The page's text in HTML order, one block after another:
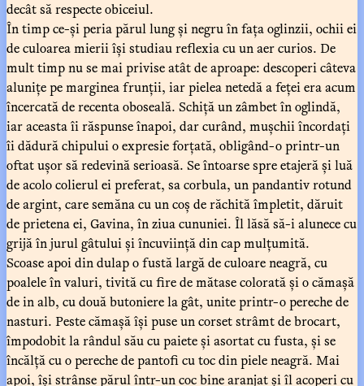
decât să respecte obiceiul.
În timp ce-și peria părul lung și negru în fața oglinzii, ochii ei
de culoarea mierii își studiau reflexia cu un aer curios. De
mult timp nu se mai privise atât de aproape: descoperi câteva
alunițe pe marginea frunții, iar pielea netedă a feței era acum
încercată de recenta oboseală. Schiță un zâmbet în oglindă,
iar aceasta îi răspunse înapoi, dar curând, mușchii încordați
îi dădură chipului o expresie forțată, obligând-o printr-un
oftat ușor să redevină serioasă. Se întoarse spre etajeră și luă
de acolo colierul ei preferat, sa corbula, un pandantiv rotund
de argint, care semăna cu un coș de răchită împletit, dăruit
de prietena ei, Gavina, în ziua cununiei. Îl lăsă să-i alunece cu
grijă în jurul gâtului și încuviință din cap mulțumită.
Scoase apoi din dulap o fustă largă de culoare neagră, cu
poalele în valuri, tivită cu fire de mătase colorată și o cămașă
de in alb, cu două butoniere la gât, unite printr-o pereche de
nasturi. Peste cămașă își puse un corset strâmt de brocart,
împodobit la rândul său cu paiete și asortat cu fusta, și se
încălță cu o pereche de pantofi cu toc din piele neagră. Mai
apoi, își strânse părul într-un coc bine aranjat și îl acoperi cu